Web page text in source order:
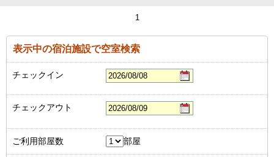
1
表示中の宿泊施設で空室検索
チェックイン
チェックアウト
ご利用部屋数 部屋